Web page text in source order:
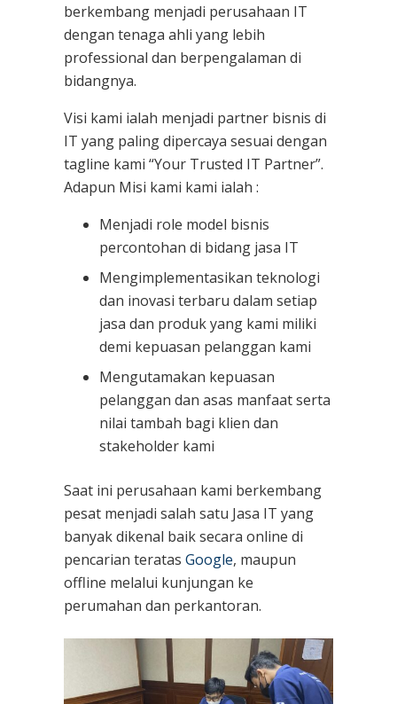
berkembang menjadi perusahaan IT
dengan tenaga ahli yang lebih
professional dan berpengalaman di
bidangnya.
Visi kami ialah menjadi partner bisnis di
IT yang paling dipercaya sesuai dengan
tagline kami “Your Trusted IT Partner”.
Adapun Misi kami kami ialah :
Menjadi role model bisnis
percontohan di bidang jasa IT
Mengimplementasikan teknologi
dan inovasi terbaru dalam setiap
jasa dan produk yang kami miliki
demi kepuasan pelanggan kami
Mengutamakan kepuasan
pelanggan dan asas manfaat serta
nilai tambah bagi klien dan
stakeholder kami
Saat ini perusahaan kami berkembang
pesat menjadi salah satu Jasa IT yang
banyak dikenal baik secara online di
pencarian teratas Google, maupun
offline melalui kunjungan ke
perumahan dan perkantoran.